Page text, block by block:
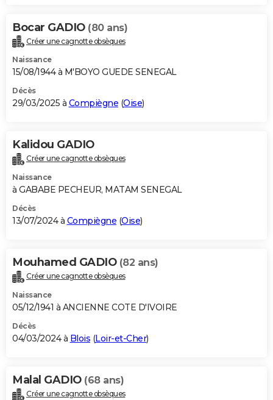
Bocar GADIO (80 ans)
Créer une cagnotte obsèques
Naissance
15/08/1944 à M'BOYO GUEDE SENEGAL
Décès
29/03/2025 à Compiègne (Oise)
Kalidou GADIO
Créer une cagnotte obsèques
Naissance
à GABABE PECHEUR, MATAM SENEGAL
Décès
13/07/2024 à Compiègne (Oise)
Mouhamed GADIO (82 ans)
Créer une cagnotte obsèques
Naissance
05/12/1941 à ANCIENNE COTE D'IVOIRE
Décès
04/03/2024 à Blois (Loir-et-Cher)
Malal GADIO (68 ans)
Créer une cagnotte obsèques